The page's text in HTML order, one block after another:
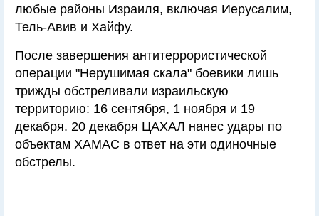
любые районы Израиля, включая Иерусалим,
Тель-Авив и Хайфу.
После завершения антитеррористической
операции "Нерушимая скала" боевики лишь
трижды обстреливали израильскую
территорию: 16 сентября, 1 ноября и 19
декабря. 20 декабря ЦАХАЛ нанес удары по
объектам ХАМАС в ответ на эти одиночные
обстрелы.